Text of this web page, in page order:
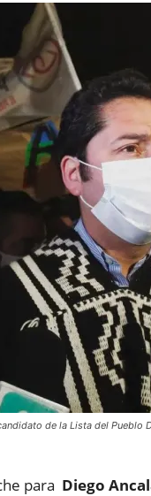
de la Lista del Pueblo
para Diego